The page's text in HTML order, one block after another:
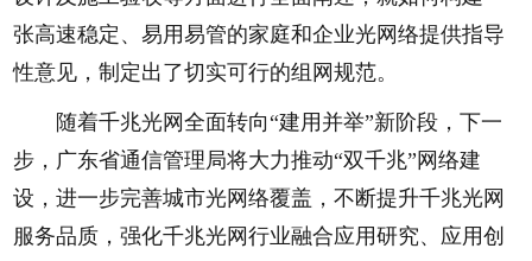
张高速稳定、易用易管的家庭和企业光网络提供指导
性意见，制定出了切实可行的组网规范。
随着千兆光网全面转向“建用并举”新阶段，下一
步，广东省通信管理局将大力推动“双千兆”网络建
设，进一步完善城市光网络覆盖，不断提升千兆光网
服务品质，强化千兆光网行业融合应用研究、应用创